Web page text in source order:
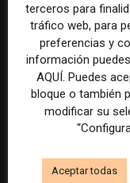
19 julio, 2018
Lo que surgió
integrar
procedentes
que los
terceros para
tráfico web, para
preferencias y
información
AQUÍ. Puedes
bloque o también
modificar su
Aceptar todas